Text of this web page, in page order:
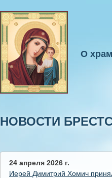
О
НОВОСТИ
24 апреля 2026 г.
Иерей Димитрий Хомич